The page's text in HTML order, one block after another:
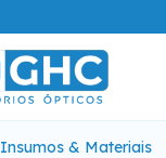
Insumos & Materiais